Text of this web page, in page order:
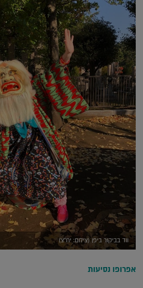
ווד בביקור ביפן (צילום: יח"צ)
אפרופו נסיעות